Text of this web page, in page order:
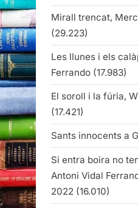
Mirall trencat,
(29.223)
Les llunes i els
Ferrando (17.983)
El soroll i la fúria,
(17.421)
Sants innocents a
Si entra boira no
Antoni Vidal
2022 (16.010)